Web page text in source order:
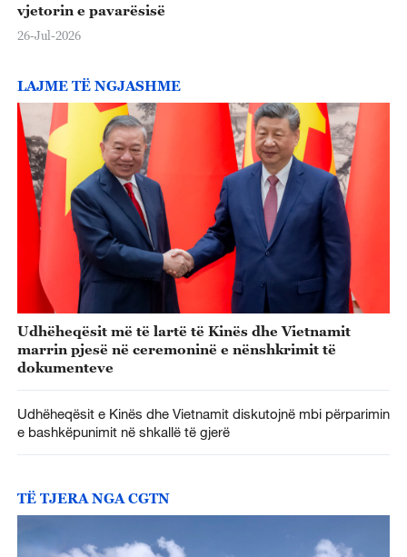
vjetorin e pavarësisë
26-Jul-2026
LAJME TË NGJASHME
Udhëheqësit më të lartë të Kinës dhe Vietnamit
marrin pjesë në ceremoninë e nënshkrimit të
dokumenteve
Udhëheqësit e Kinës dhe Vietnamit diskutojnë mbi përparimin
e bashkëpunimit në shkallë të gjerë
TË TJERA NGA CGTN